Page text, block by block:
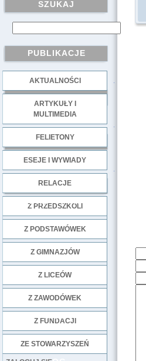
SZUKAJ
PUBLIKACJE
AKTUALNOŚCI
ARTYKUŁY I
MULTIMEDIA
FELIETONY
ESEJE I WYWIADY
RELACJE
Z PRZEDSZKOLI
Z PODSTAWÓWEK
Z GIMNAZJÓW
Z LICEÓW
Z ZAWODÓWEK
Z FUNDACJI
ZE STOWARZYSZEŃ